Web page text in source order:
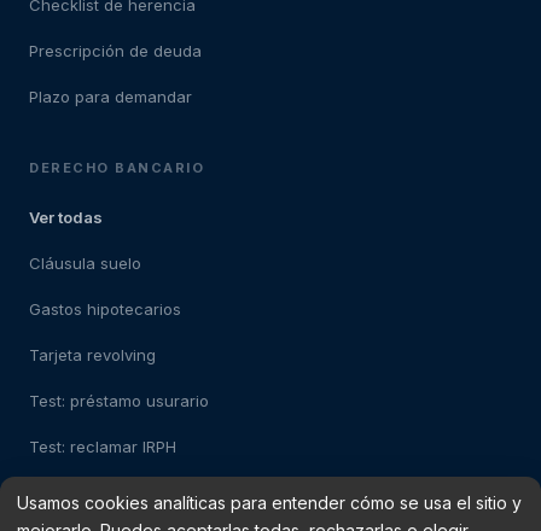
Checklist de herencia
Prescripción de deuda
Plazo para demandar
DERECHO BANCARIO
Ver todas
Cláusula suelo
Gastos hipotecarios
Tarjeta revolving
Test: préstamo usurario
Test: reclamar IRPH
Usamos cookies analíticas para entender cómo se usa el sitio y